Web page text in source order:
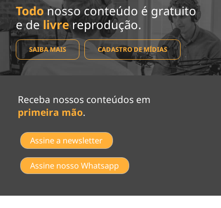
Todo nosso conteúdo é gratuito
e de livrereprodução.
SAIBA MAIS CADASTRO DE MÍDIAS
Receba nossos conteúdos em
primeira mão.
Assine a newsletter
Assine nosso Whatsapp